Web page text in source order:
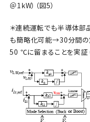
＠1kW）（図5）
＊連続運転でも半導体部
も簡略化可能→30分間の
50 ℃に留まることを実証（